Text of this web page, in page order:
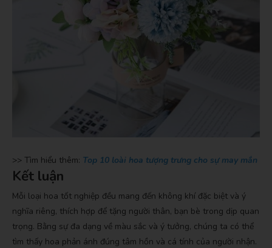
>> Tìm hiểu thêm: Top 10 loài hoa tượng trưng cho sự may mắn
Kết luận
Mỗi loại hoa tốt nghiệp đều mang đến không khí đặc biệt và ý
nghĩa riêng, thích hợp để tặng người thân, bạn bè trong dịp quan
trọng. Bằng sự đa dạng về màu sắc và ý tưởng, chúng ta có thể
tìm thấy hoa phản ánh đúng tâm hồn và cá tính của người nhận.